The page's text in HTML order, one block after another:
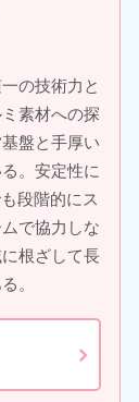
の技術力と
素材への探
盤と手厚い
。安定性に
段階的にス
で協力しな
根ざして長
。